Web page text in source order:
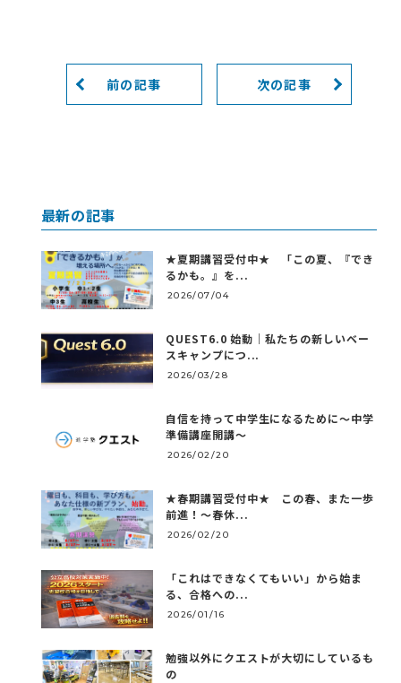
前の記事 次の記事
最新の記事
★夏期講習受付中★ 「この夏、『でき
るかも。』を...
2026/07/04
QUEST6.0 始動｜私たちの新しいベー
スキャンプにつ...
2026/03/28
自信を持って中学生になるために～中学
準備講座開講～
2026/02/20
★春期講習受付中★ この春、また一歩
前進！～春休...
2026/02/20
「これはできなくてもいい」から始ま
る、合格への...
2026/01/16
勉強以外にクエストが大切にしているも
の